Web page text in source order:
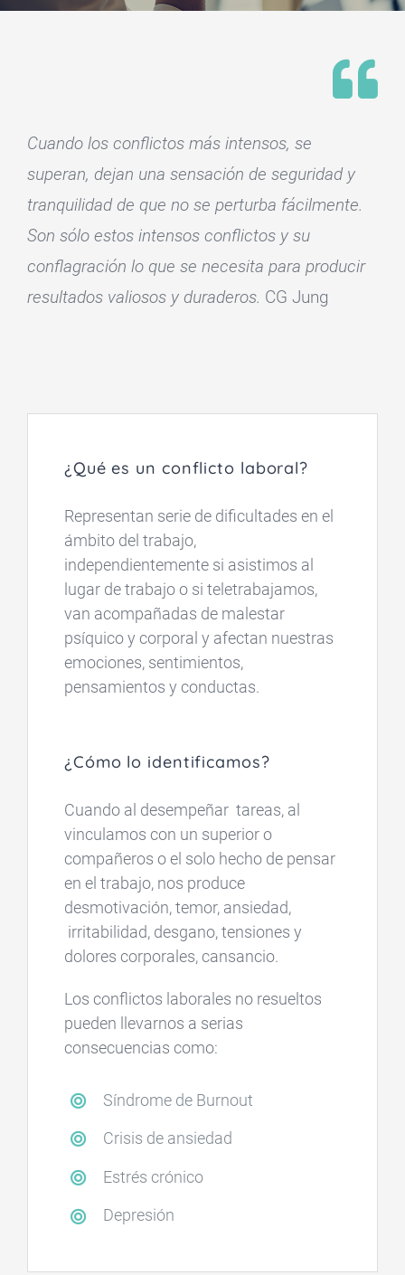
Cuando los conflictos más intensos, se
superan, dejan una sensación de seguridad y
tranquilidad de que no se perturba fácilmente.
Son sólo estos intensos conflictos y su
conflagración lo que se necesita para producir
resultados valiosos y duraderos. CG Jung
¿Qué es un conflicto laboral?
Representan serie de dificultades en el
ámbito del trabajo,
independientemente si asistimos al
lugar de trabajo o si teletrabajamos,
van acompañadas de malestar
psíquico y corporal y afectan nuestras
emociones, sentimientos,
pensamientos y conductas.
¿Cómo lo identificamos?
Cuando al desempeñar tareas, al
vinculamos con un superior o
compañeros o el solo hecho de pensar
en el trabajo, nos produce
desmotivación, temor, ansiedad,
irritabilidad, desgano, tensiones y
dolores corporales, cansancio.
Los conflictos laborales no resueltos
pueden llevarnos a serias
consecuencias como:
Síndrome de Burnout
Crisis de ansiedad
Estrés crónico
Depresión